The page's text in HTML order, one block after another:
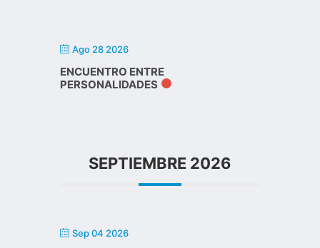
Ago 28 2026
ENCUENTRO ENTRE
PERSONALIDADES
SEPTIEMBRE 2026
Sep 04 2026